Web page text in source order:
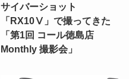
サイバーショット
「RX10Ⅴ」で撮ってきた
「第1回 コール徳島店
Monthly 撮影会」